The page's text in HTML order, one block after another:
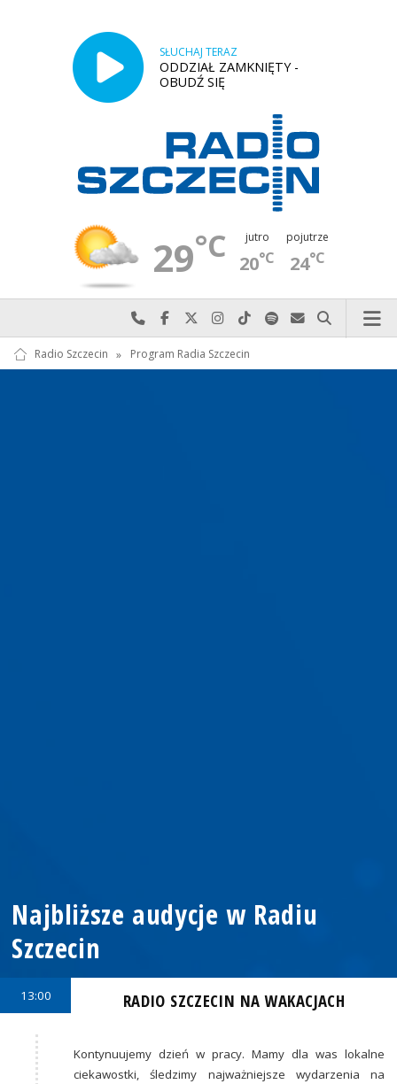
SŁUCHAJ TERAZ
ODDZIAŁ ZAMKNIĘTY -
OBUDŹ SIĘ
29°C jutro
20°C
pojutrze
24°C
Najlepiej po prostu do nas zadzwoń
Odwiedź nas na Facebook-u
Odwiedź nas na X
Odwiedź nas na Instagram-ie
Odwiedź nas na TikTok-u
Szukaj nas na Spotify
Wyślij do nas
Szukaj
Radio Szczecin » Program Radia Szczecin
Najbliższe audycje w Radiu
Szczecin
13:00 RADIO SZCZECIN NA WAKACJACH
Kontynuujemy dzień w pracy. Mamy dla was lokalne
ciekawostki, śledzimy najważniejsze wydarzenia na